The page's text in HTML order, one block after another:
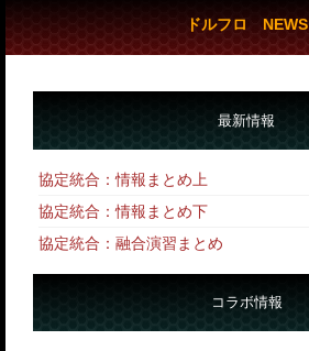
ドルフロ NEWS
最新情報
協定統合：情報まとめ上
協定統合：情報まとめ下
協定統合：融合演習まとめ
コラボ情報